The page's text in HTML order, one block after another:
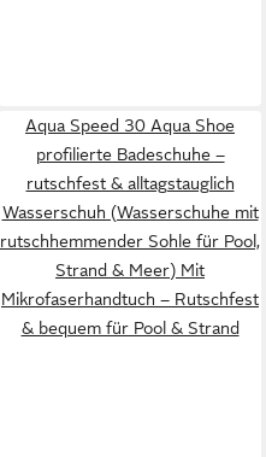
Aqua Speed 30 Aqua Shoe
profilierte Badeschuhe –
rutschfest & alltagstauglich
Wasserschuh (Wasserschuhe mit
rutschhemmender Sohle für Pool,
Strand & Meer) Mit
Mikrofaserhandtuch – Rutschfest
& bequem für Pool & Strand